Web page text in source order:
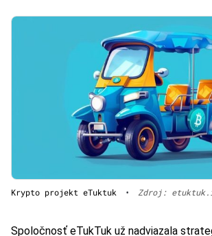
Krypto projekt eTuktuk • Zdroj:
Spoločnosť eTukTuk už nadviazala